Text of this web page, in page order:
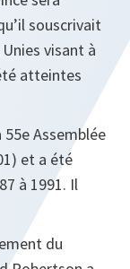
souscrivait
visant à
atteintes
Assemblée
et a été
à 1991. Il
du